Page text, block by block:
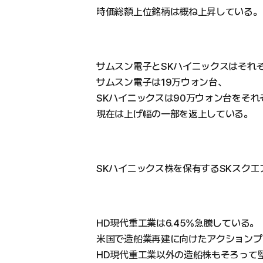
時価総額上位銘柄は概ね上昇している。
サムスン電子とSKハイニックスはそれ
サムスン電子は19万ウォン台、
SKハイニックスは90万ウォン台をそ
現在は上げ幅の一部を返上している。
SKハイニックス株を保有するSKスク
HD現代重工業は6.45%急騰している。
米国で造船業再建に向けたアクション
HD現代重工業以外の造船株もそろって